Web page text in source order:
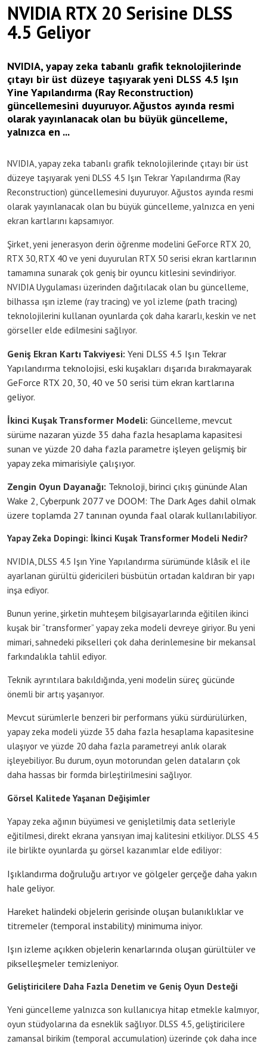
NVIDIA RTX 20 Serisine DLSS
4.5 Geliyor
NVIDIA, yapay zeka tabanlı grafik teknolojilerinde
çıtayı bir üst düzeye taşıyarak yeni DLSS 4.5 Işın
Yine Yapılandırma (Ray Reconstruction)
güncellemesini duyuruyor. Ağustos ayında resmi
olarak yayınlanacak olan bu büyük güncelleme,
yalnızca en ...
NVIDIA, yapay zeka tabanlı grafik teknolojilerinde çıtayı bir üst
düzeye taşıyarak yeni DLSS 4.5 Işın Tekrar Yapılandırma (Ray
Reconstruction) güncellemesini duyuruyor. Ağustos ayında resmi
olarak yayınlanacak olan bu büyük güncelleme, yalnızca en yeni
ekran kartlarını kapsamıyor.
Şirket, yeni jenerasyon derin öğrenme modelini GeForce RTX 20,
RTX 30, RTX 40 ve yeni duyurulan RTX 50 serisi ekran kartlarının
tamamına sunarak çok geniş bir oyuncu kitlesini sevindiriyor.
NVIDIA Uygulaması üzerinden dağıtılacak olan bu güncelleme,
bilhassa ışın izleme (ray tracing) ve yol izleme (path tracing)
teknolojilerini kullanan oyunlarda çok daha kararlı, keskin ve net
görseller elde edilmesini sağlıyor.
Geniş Ekran Kartı Takviyesi: Yeni DLSS 4.5 Işın Tekrar
Yapılandırma teknolojisi, eski kuşakları dışarıda bırakmayarak
GeForce RTX 20, 30, 40 ve 50 serisi tüm ekran kartlarına
geliyor.
İkinci Kuşak Transformer Modeli: Güncelleme, mevcut
sürüme nazaran yüzde 35 daha fazla hesaplama kapasitesi
sunan ve yüzde 20 daha fazla parametre işleyen gelişmiş bir
yapay zeka mimarisiyle çalışıyor.
Zengin Oyun Dayanağı: Teknoloji, birinci çıkış gününde Alan
Wake 2, Cyberpunk 2077 ve DOOM: The Dark Ages dahil olmak
üzere toplamda 27 tanınan oyunda faal olarak kullanılabiliyor.
Yapay Zeka Dopingi: İkinci Kuşak Transformer Modeli Nedir?
NVIDIA, DLSS 4.5 Işın Yine Yapılandırma sürümünde klâsik el ile
ayarlanan gürültü gidericileri büsbütün ortadan kaldıran bir yapı
inşa ediyor.
Bunun yerine, şirketin muhteşem bilgisayarlarında eğitilen ikinci
kuşak bir “transformer” yapay zeka modeli devreye giriyor. Bu yeni
mimari, sahnedeki pikselleri çok daha derinlemesine bir mekansal
farkındalıkla tahlil ediyor.
Teknik ayrıntılara bakıldığında, yeni modelin süreç gücünde
önemli bir artış yaşanıyor.
Mevcut sürümlerle benzeri bir performans yükü sürdürülürken,
yapay zeka modeli yüzde 35 daha fazla hesaplama kapasitesine
ulaşıyor ve yüzde 20 daha fazla parametreyi anlık olarak
işleyebiliyor. Bu durum, oyun motorundan gelen dataların çok
daha hassas bir formda birleştirilmesini sağlıyor.
Görsel Kalitede Yaşanan Değişimler
Yapay zeka ağının büyümesi ve genişletilmiş data setleriyle
eğitilmesi, direkt ekrana yansıyan imaj kalitesini etkiliyor. DLSS 4.5
ile birlikte oyunlarda şu görsel kazanımlar elde ediliyor:
Işıklandırma doğruluğu artıyor ve gölgeler gerçeğe daha yakın
hale geliyor.
Hareket halindeki objelerin gerisinde oluşan bulanıklıklar ve
titremeler (temporal instability) minimuma iniyor.
Işın izleme açıkken objelerin kenarlarında oluşan gürültüler ve
pikselleşmeler temizleniyor.
Geliştiricilere Daha Fazla Denetim ve Geniş Oyun Desteği
Yeni güncelleme yalnızca son kullanıcıya hitap etmekle kalmıyor,
oyun stüdyolarına da esneklik sağlıyor. DLSS 4.5, geliştiricilere
zamansal birikim (temporal accumulation) üzerinde çok daha ince